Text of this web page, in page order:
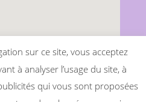
sur ce site, vous acceptez
à analyser l’usage du site, à
qui vous sont proposées